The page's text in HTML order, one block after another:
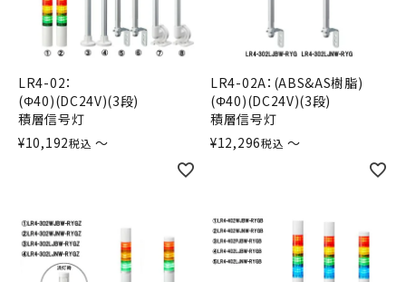
LR4-02：
(Φ40)(DC24V)(3段)
積層信号灯
¥10,192税込 〜
LR4-02A：(ABS&AS樹脂)
(Φ40)(DC24V)(3段)
積層信号灯
¥12,296税込 〜